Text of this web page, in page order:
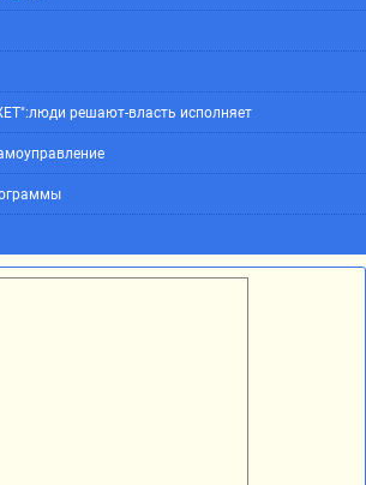
решают-власть исполняет